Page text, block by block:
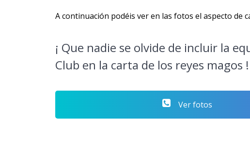
A continuación podéis ver en las fotos el aspecto de
¡ Que nadie se olvide de incluir la
Club en la carta de los reyes magos !
Ver fotos